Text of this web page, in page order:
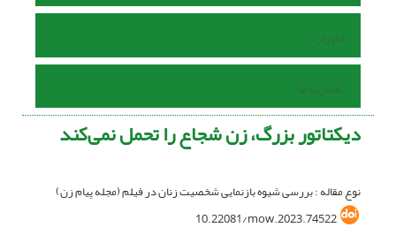
داوران
تماس با ما
دیکتاتور بزرگ، زن شجاع را تحمل نمی‌کند
نوع مقاله : بررسی شیوه بازنمایی شخصیت زنان در فیلم (مجله پیام زن)
10.22081/mow.2023.74522